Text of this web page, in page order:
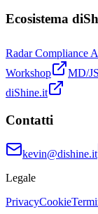
Ecosistema
Radar Compliance
Workshop
MD/
diShine.it
Contatti
kevin@dishine.it
Legale
PrivacyCookie